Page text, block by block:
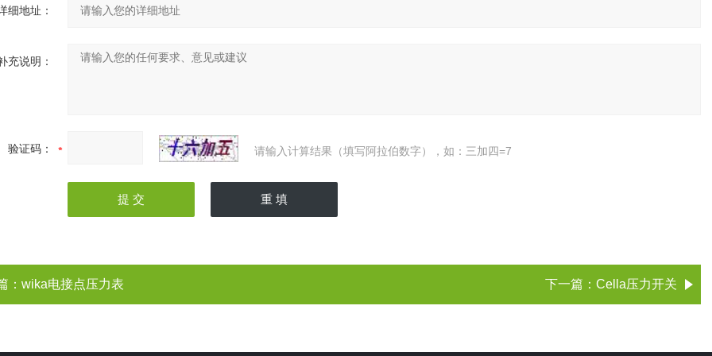
细地址：
充说明：
验证码： 请输入计算结果（填写阿拉伯数字），如：三加四=7
： wika电接点压力表 下一篇： Cella压力开关